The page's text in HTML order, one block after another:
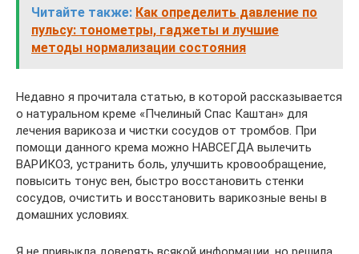
Читайте также: Как определить давление по
пульсу: тонометры, гаджеты и лучшие
методы нормализации состояния
Недавно я прочитала статью, в которой рассказывается
о натуральном креме «Пчелиный Спас Каштан» для
лечения варикоза и чистки сосудов от тромбов. При
помощи данного крема можно НАВСЕГДА вылечить
ВАРИКОЗ, устранить боль, улучшить кровообращение,
повысить тонус вен, быстро восстановить стенки
сосудов, очистить и восстановить варикозные вены в
домашних условиях.